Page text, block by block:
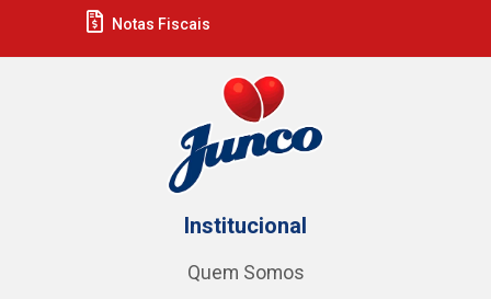
Notas Fiscais
Institucional
Quem Somos